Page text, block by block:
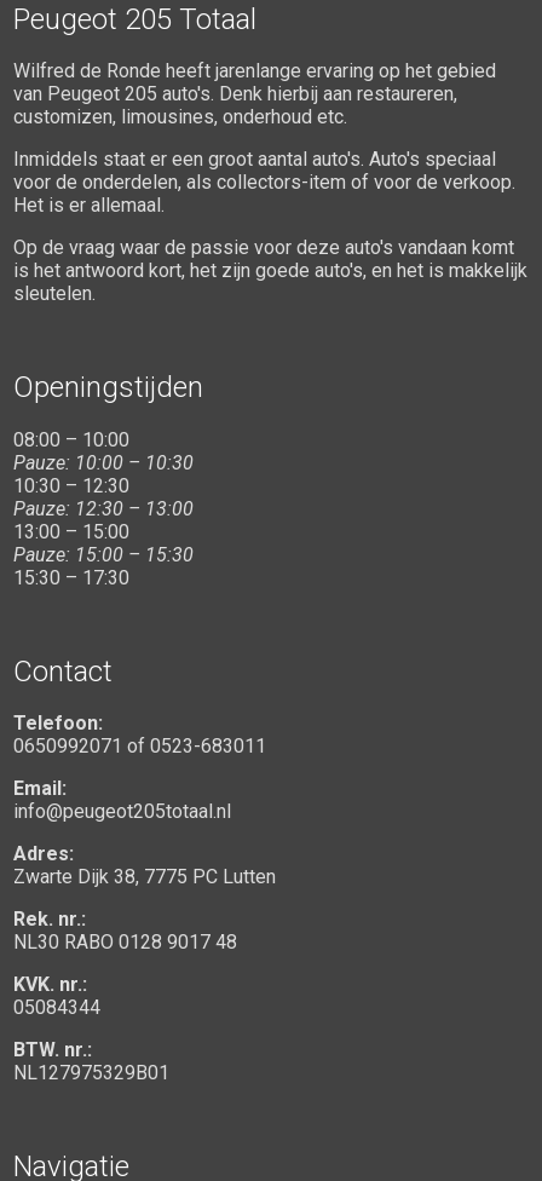
Peugeot 205 Totaal
Wilfred de Ronde heeft jarenlange ervaring op het gebied
van Peugeot 205 auto's. Denk hierbij aan restaureren,
customizen, limousines, onderhoud etc.
Inmiddels staat er een groot aantal auto's. Auto's speciaal
voor de onderdelen, als collectors-item of voor de verkoop.
Het is er allemaal.
Op de vraag waar de passie voor deze auto's vandaan komt
is het antwoord kort, het zijn goede auto's, en het is makkelijk
sleutelen.
Openingstijden
08:00 – 10:00
Pauze: 10:00 – 10:30
10:30 – 12:30
Pauze: 12:30 – 13:00
13:00 – 15:00
Pauze: 15:00 – 15:30
15:30 – 17:30
Contact
Telefoon:
0650992071 of0523-683011
Email:
info@peugeot205totaal.nl
Adres:
Zwarte Dijk 38, 7775 PC Lutten
Rek. nr.:
NL30 RABO 0128 9017 48
KVK. nr.:
05084344
BTW. nr.:
NL127975329B01
Navigatie